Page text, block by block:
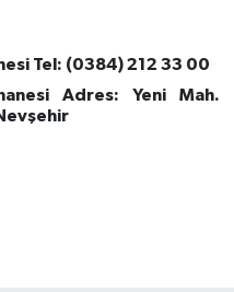
Tel: (0384) 212 33 00
Adres:Yeni Mah.